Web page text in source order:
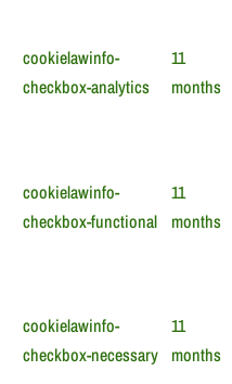
cookielawinfo-
checkbox-analytics
11
months
cookielawinfo-
checkbox-functional
11
months
cookielawinfo-
checkbox-necessary
11
months